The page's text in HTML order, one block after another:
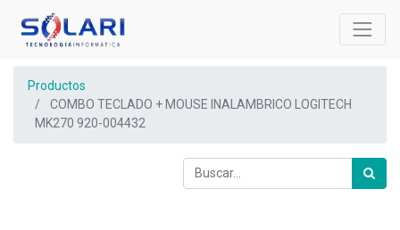
Productos
COMBO TECLADO + MOUSE INALAMBRICO LOGITECH
MK270 920-004432